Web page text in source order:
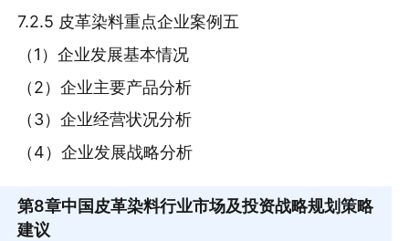
7.2.5 皮革染料重点企业案例五
（1）企业发展基本情况
（2）企业主要产品分析
（3）企业经营状况分析
（4）企业发展战略分析
第8章中国皮革染料行业市场及投资战略规划策略
建议